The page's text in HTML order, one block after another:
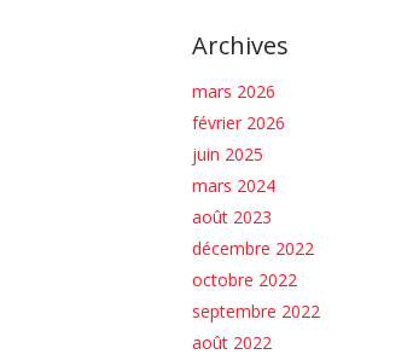
Archives
mars 2026
février 2026
juin 2025
mars 2024
août 2023
décembre 2022
octobre 2022
septembre 2022
août 2022